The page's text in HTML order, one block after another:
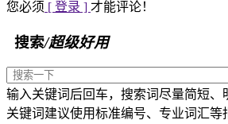
您必须 [ 登录 ] 才能评论！
搜索/超级好用
输入关键词后回车，搜索词尽量简短、
关键词建议使用标准编号、专业词汇等